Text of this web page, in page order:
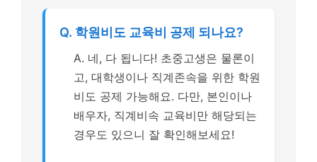
Q. 학원비도 교육비 공제 되나요?
A. 네, 다 됩니다! 초중고생은 물론이
고, 대학생이나 직계존속을 위한 학원
비도 공제 가능해요. 다만, 본인이나
배우자, 직계비속 교육비만 해당되는
경우도 있으니 잘 확인해보세요!